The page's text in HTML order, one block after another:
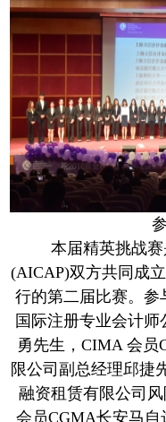
本届精英挑战赛
(AICAP)双方共同成
行的第二届比赛。参
国际注册专业会计
勇先生，CIMA 会员
限公司副总经理邱捷
融资租赁有限公司
会员CGMA长安马自